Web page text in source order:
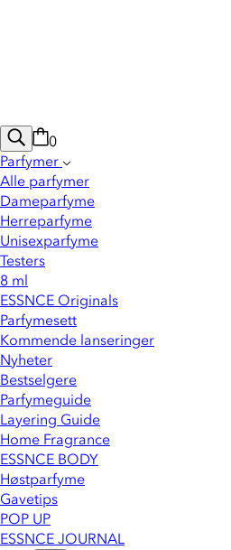
0
Parfymer
Alle parfymer
Dameparfyme
Herreparfyme
Unisexparfyme
Testers
8 ml
ESSNCE Originals
Parfymesett
Kommende lanseringer
Nyheter
Bestselgere
Parfymeguide
Layering Guide
Home Fragrance
ESSNCE BODY
Høstparfyme
Gavetips
POP UP
ESSNCE JOURNAL